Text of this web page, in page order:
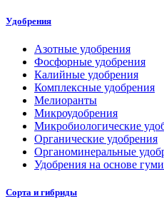
Удобрения
Азотные удобрения
Фосфорные удобрения
Калийные удобрения
Комплексные удобрения
Мелиоранты
Микроудобрения
Микробиологические
Органические удобрения
Органоминеральные
Удобрения на основе
Сорта и гибриды